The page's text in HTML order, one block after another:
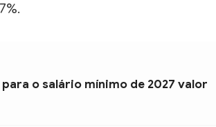
o salário mínimo de 2027 valor